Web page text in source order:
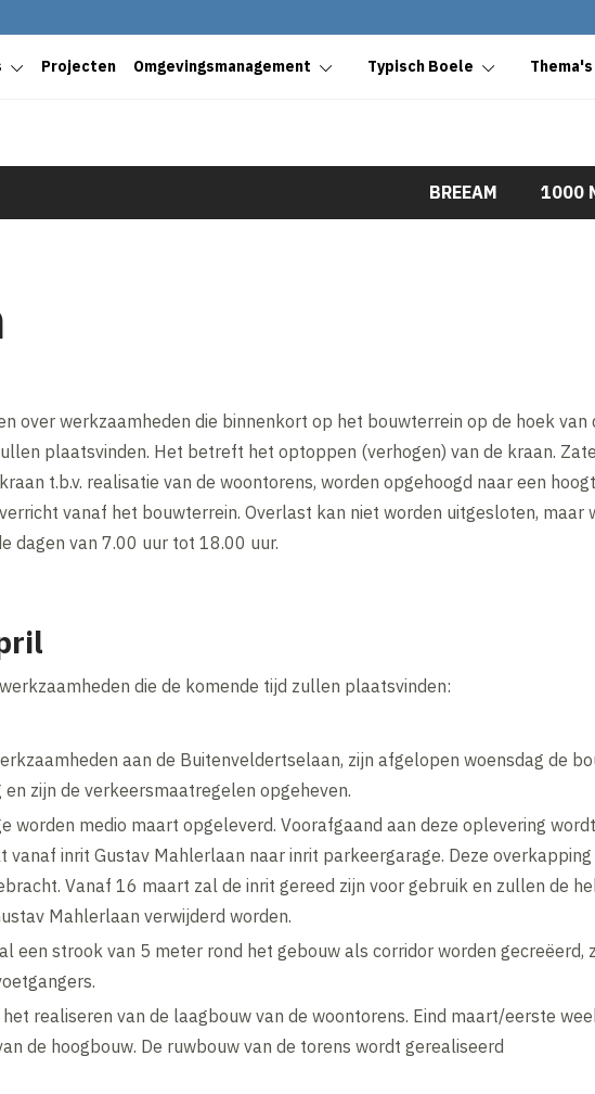
Projecten Omgevingsmanagement Typisch Boele Thema's
BREEAM 1000
over werkzaamheden die binnenkort op het bouwterrein op de hoek van
plaatsvinden. Het betreft het optoppen (verhogen) van de kraan.
t.b.v. realisatie van de woontorens, worden opgehoogd naar een
vanaf het bouwterrein. Overlast kan niet worden uitgesloten, maar
dagen van 7.00 uur tot 18.00 uur.
die de komende tijd zullen plaatsvinden:
aan de Buitenveldertselaan, zijn afgelopen woensdag de
zijn de verkeersmaatregelen opgeheven.
worden medio maart opgeleverd. Voorafgaand aan deze oplevering
inrit Gustav Mahlerlaan naar inrit parkeergarage. Deze
Vanaf 16 maart zal de inrit gereed zijn voor gebruik en zullen de
Mahlerlaan verwijderd worden.
een strook van 5 meter rond het gebouw als corridor worden gecreëerd,
realiseren van de laagbouw van de woontorens. Eind maart/eerste
de hoogbouw. De ruwbouw van de torens wordt gerealiseerd